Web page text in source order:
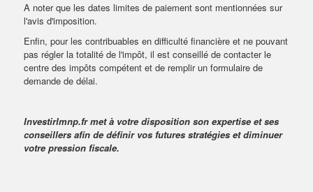
A noter que les dates limites de paiement sont mentionnées sur
l'avis d'imposition.
Enfin, pour les contribuables en difficulté financière et ne pouvant
pas régler la totalité de l'impôt, il est conseillé de contacter le
centre des impôts compétent et de remplir un formulaire de
demande de délai.
Investirlmnp.fr met à votre disposition son expertise et ses
conseillers afin de définir vos futures stratégies et diminuer
votre pression fiscale.